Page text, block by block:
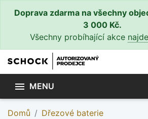
Doprava zdarma na všechny
3 000 Kč.
Všechny probíhající akce
 MENU
Domů
Dřezové baterie